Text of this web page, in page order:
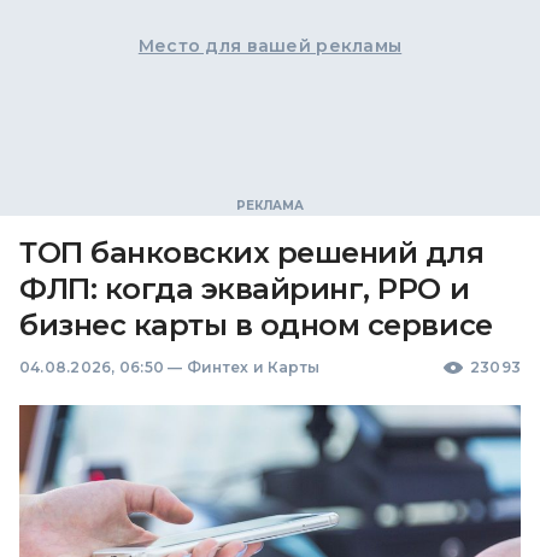
Место для вашей рекламы
ТОП банковских решений для
ФЛП: когда эквайринг, РРО и
бизнес карты в одном сервисе
04.08.2026, 06:50 — Финтех и Карты 23093